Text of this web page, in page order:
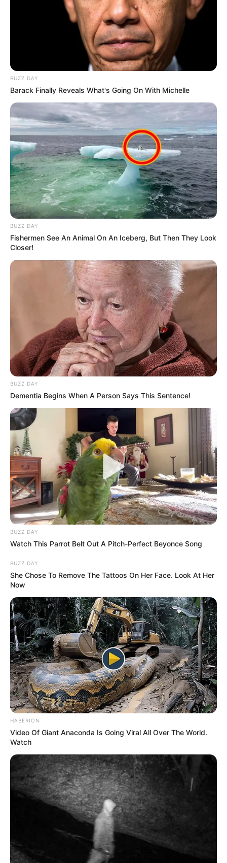
BUZZ DAY
Barack Finally Reveals What's Going On With Michelle
BUZZ DAY
Fishermen See An Animal On An Iceberg, But Then They Look
Closer!
BUZZ DAY
Dementia Begins When A Person Says This Sentence!
BUZZ DAY
Watch This Parrot Belt Out A Pitch-Perfect Beyonce Song
BUZZ DAY
She Chose To Remove The Tattoos On Her Face. Look At Her
Now
HABERION
Video Of Giant Anaconda Is Going Viral All Over The World.
Watch